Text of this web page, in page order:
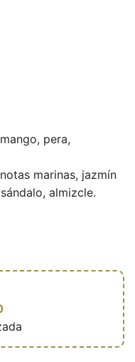
pera,
marinas, jazmín
almizcle.
(flacon rouge 100